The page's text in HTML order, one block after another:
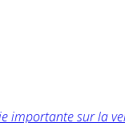
importante sur la